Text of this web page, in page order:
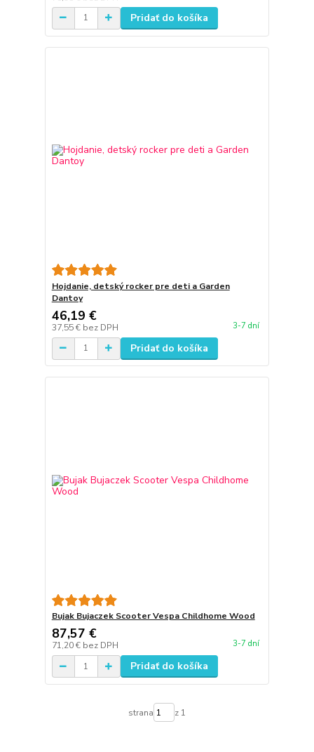
Pridať do košíka
Hojdanie, detský rocker pre deti a Garden
Dantoy
46,19 €
37,55 € bez DPH 3-7 dní
Pridať do košíka
Bujak Bujaczek Scooter Vespa Childhome Wood
87,57 €
71,20 € bez DPH 3-7 dní
Pridať do košíka
strana z 1